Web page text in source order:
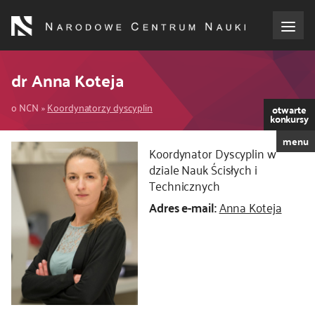
treści
o NCN
dla wnioskodawców
dla realizujących projekty
dla ekspertów
efekty NCN
współpraca międzynarodowa
nagroda NCN
dr Anna Koteja
Ścieżka
nawigacyjna
o NCN Koordynatorzy dyscyplin otwarte
konkursy
menu
Kod
CSS
i
JS
Koordynator Dyscyplin w
dziale Nauk Ścisłych i
Technicznych
Adres e-mail:Anna Koteja